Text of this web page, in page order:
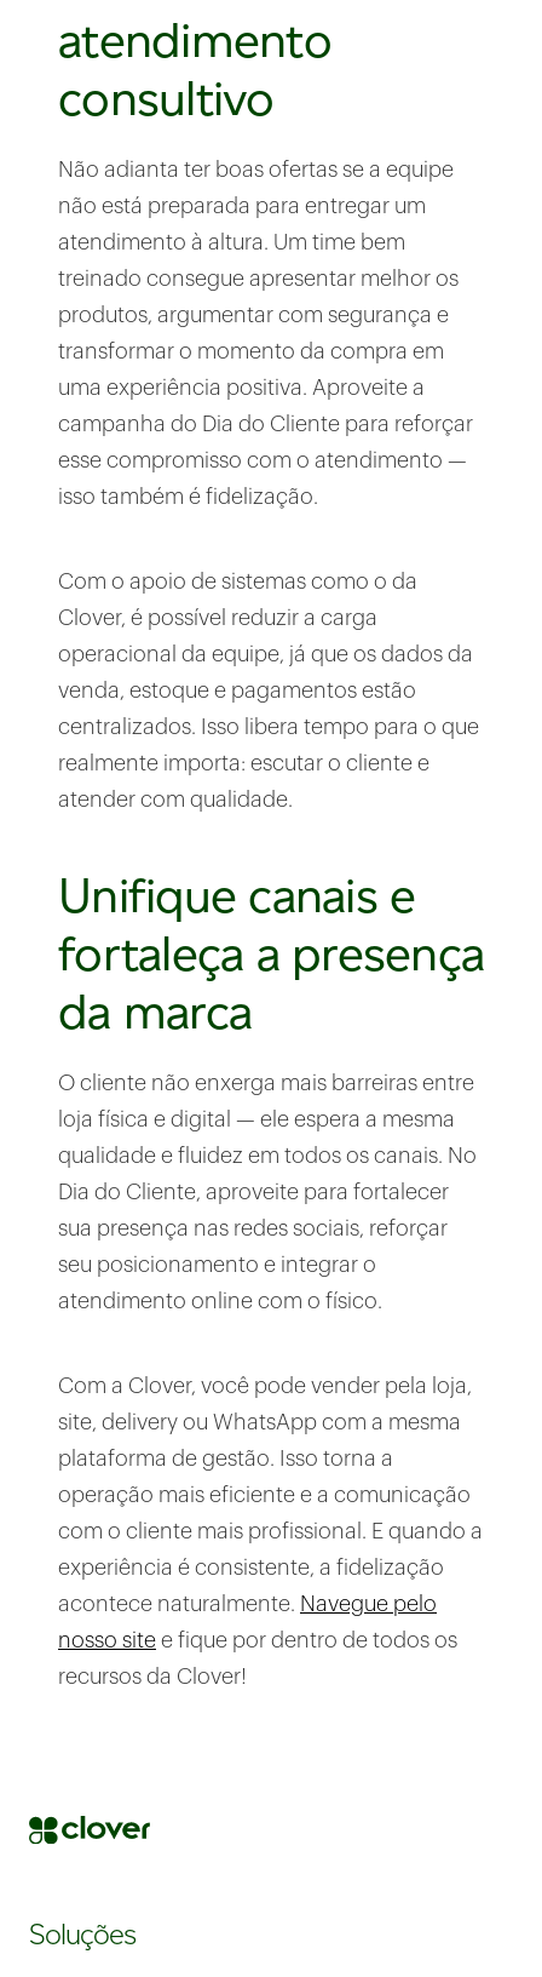
atendimento
consultivo
Não adianta ter boas ofertas se a equipe
não está preparada para entregar um
atendimento à altura. Um time bem
treinado consegue apresentar melhor os
produtos, argumentar com segurança e
transformar o momento da compra em
uma experiência positiva. Aproveite a
campanha do Dia do Cliente para reforçar
esse compromisso com o atendimento —
isso também é fidelização.
Com o apoio de sistemas como o da
Clover, é possível reduzir a carga
operacional da equipe, já que os dados da
venda, estoque e pagamentos estão
centralizados. Isso libera tempo para o que
realmente importa: escutar o cliente e
atender com qualidade.
Unifique canais e
fortaleça a presença
da marca
O cliente não enxerga mais barreiras entre
loja física e digital — ele espera a mesma
qualidade e fluidez em todos os canais. No
Dia do Cliente, aproveite para fortalecer
sua presença nas redes sociais, reforçar
seu posicionamento e integrar o
atendimento online com o físico.
Com a Clover, você pode vender pela loja,
site, delivery ou WhatsApp com a mesma
plataforma de gestão. Isso torna a
operação mais eficiente e a comunicação
com o cliente mais profissional. E quando a
experiência é consistente, a fidelização
acontece naturalmente. Navegue pelo
nosso site e fique por dentro de todos os
recursos da Clover!
Soluções